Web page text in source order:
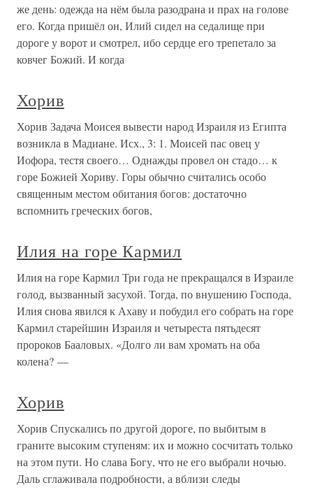
же день: одежда на нём была разодрана и прах на голове
его. Когда пришёл он, Илий сидел на седалище при
дороге у ворот и смотрел, ибо сердце его трепетало за
ковчег Божий. И когда
Хорив
Хорив Задача Моисея вывести народ Израиля из Египта
возникла в Мадиане. Исх., 3: 1. Моисей пас овец у
Иофора, тестя своего… Однажды провел он стадо… к
горе Божией Хориву. Горы обычно считались особо
священным местом обитания богов: достаточно
вспомнить греческих богов,
Илия на горе Кармил
Илия на горе Кармил Три года не прекращался в Израиле
голод, вызванный засухой. Тогда, по внушению Господа,
Илия снова явился к Ахаву и побудил его собрать на горе
Кармил старейшин Израиля и четыреста пятьдесят
пророков Бааловых. «Долго ли вам хромать на оба
колена? —
Хорив
Хорив Спускались по другой дороге, по выбитым в
граните высоким ступеням: их и можно сосчитать только
на этом пути. Но слава Богу, что не его выбрали ночью.
Даль сглаживала подробности, а вблизи следы